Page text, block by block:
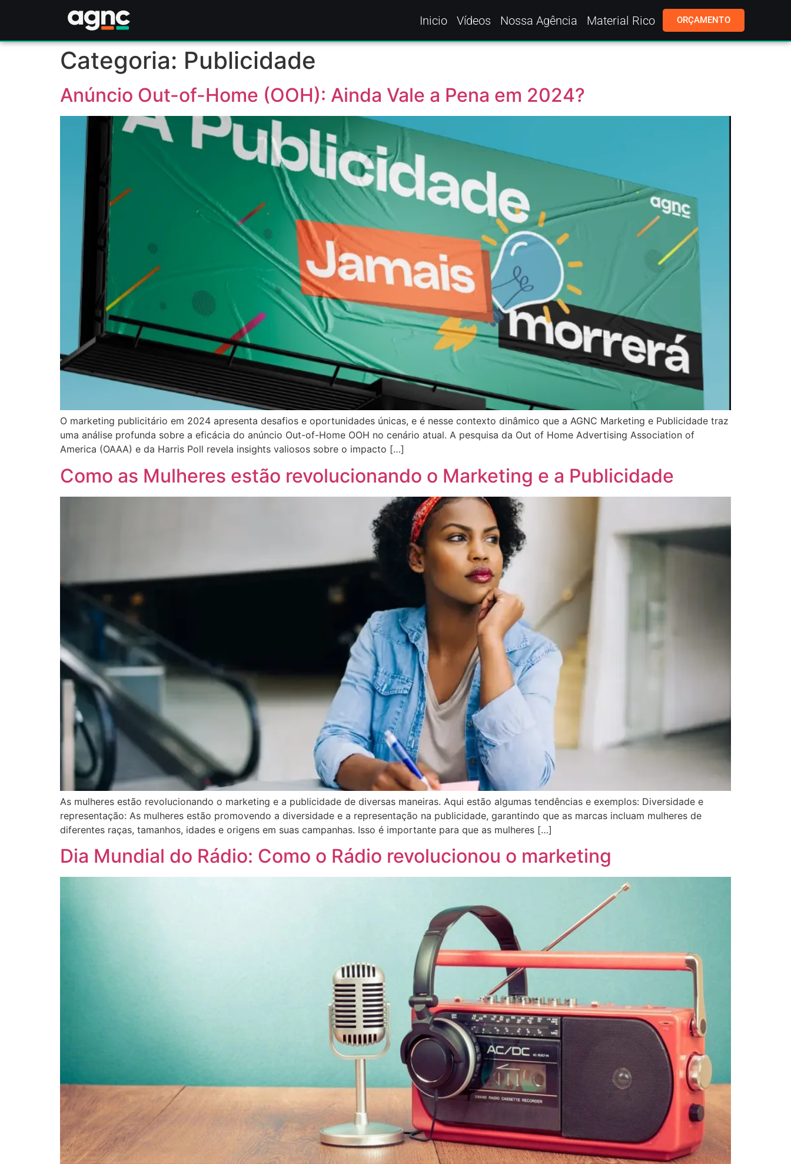
Inicio Vídeos Nossa Agência Material Rico ORÇAMENTO
Categoria: Publicidade
Anúncio Out-of-Home (OOH): Ainda Vale a Pena em 2024?
O marketing publicitário em 2024 apresenta desafios e oportunidades únicas, e é nesse contexto dinâmico que a AGNC Marketing e Publicidade traz
uma análise profunda sobre a eficácia do anúncio Out-of-Home OOH no cenário atual. A pesquisa da Out of Home Advertising Association of
America (OAAA) e da Harris Poll revela insights valiosos sobre o impacto […]
Como as Mulheres estão revolucionando o Marketing e a Publicidade
As mulheres estão revolucionando o marketing e a publicidade de diversas maneiras. Aqui estão algumas tendências e exemplos: Diversidade e
representação: As mulheres estão promovendo a diversidade e a representação na publicidade, garantindo que as marcas incluam mulheres de
diferentes raças, tamanhos, idades e origens em suas campanhas. Isso é importante para que as mulheres […]
Dia Mundial do Rádio: Como o Rádio revolucionou o marketing